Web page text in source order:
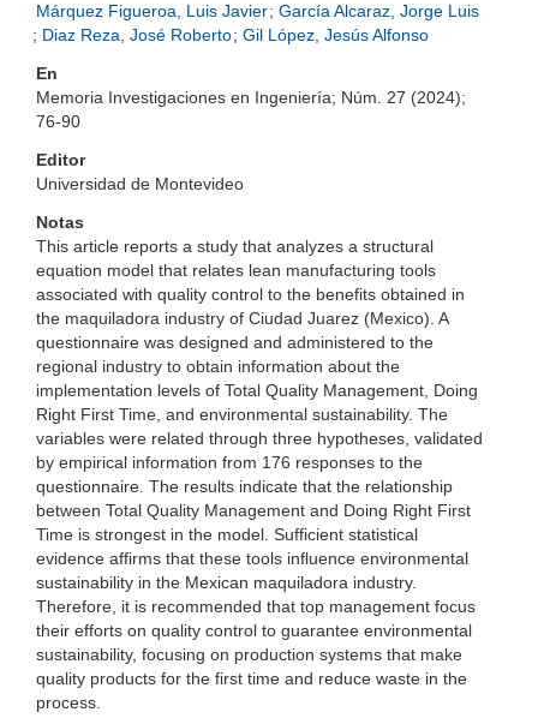
Márquez Figueroa, Luis Javier; García Alcaraz, Jorge Luis
; Diaz Reza, José Roberto; Gil López, Jesús Alfonso
En
Memoria Investigaciones en Ingeniería; Núm. 27 (2024);
76-90
Editor
Universidad de Montevideo
Notas
This article reports a study that analyzes a structural
equation model that relates lean manufacturing tools
associated with quality control to the benefits obtained in
the maquiladora industry of Ciudad Juarez (Mexico). A
questionnaire was designed and administered to the
regional industry to obtain information about the
implementation levels of Total Quality Management, Doing
Right First Time, and environmental sustainability. The
variables were related through three hypotheses, validated
by empirical information from 176 responses to the
questionnaire. The results indicate that the relationship
between Total Quality Management and Doing Right First
Time is strongest in the model. Sufficient statistical
evidence affirms that these tools influence environmental
sustainability in the Mexican maquiladora industry.
Therefore, it is recommended that top management focus
their efforts on quality control to guarantee environmental
sustainability, focusing on production systems that make
quality products for the first time and reduce waste in the
process.